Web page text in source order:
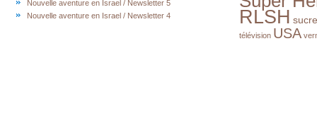
Nouvelle aventure en Israel / Newsletter 5
Nouvelle aventure en Israel / Newsletter 4
RLSH sucre
télévision USA